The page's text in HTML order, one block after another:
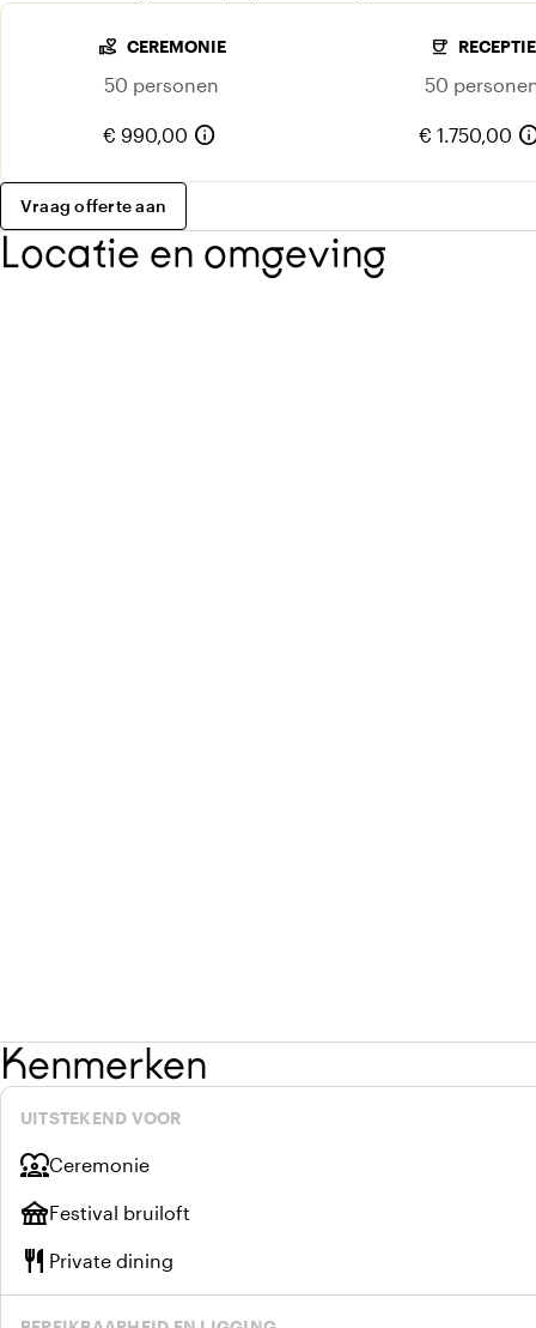
volunteer_activism CEREMONIE
50 personen
€ 990,00 info
coffee RECEPTIE
50
€ 1.750,00
Vraag offerte aan
Locatie en omgeving
Kenmerken
UITSTEKEND VOOR
diversity_1Ceremonie
festivalFestival bruiloft
restaurant Private dining